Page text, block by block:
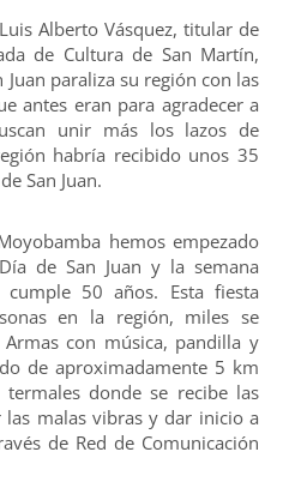
Luis Alberto Vásquez, titular de
de Cultura de San Martín,
Juan paraliza su región con las
antes eran para agradecer a
unir más los lazos de
habría recibido unos 35
San Juan.
hemos empezado
de San Juan y la semana
50 años. Esta fiesta
en la región, miles se
con música, pandilla y
de aproximadamente 5 km
donde se recibe las
malas vibras y dar inicio a
de Red de Comunicación